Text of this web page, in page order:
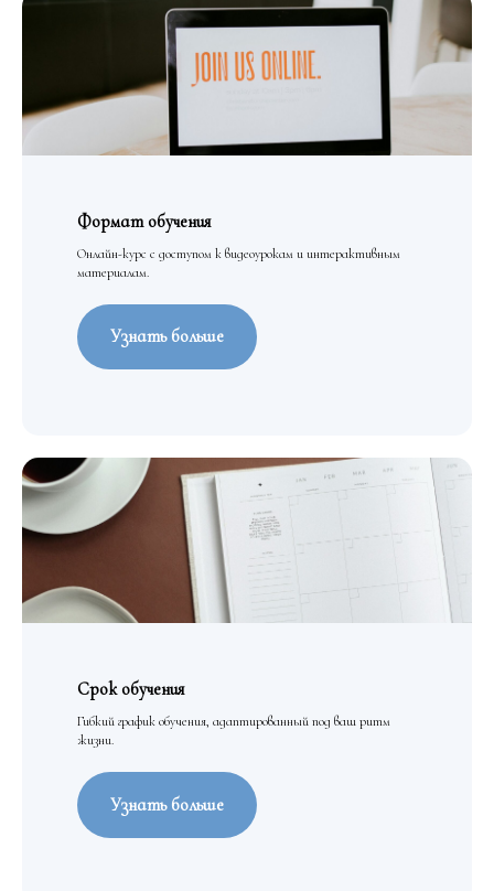
Формат обучения
Онлайн-курс с доступом к видеоурокам и интерактивным
материалам.
Узнать больше
Срок обучения
Гибкий график обучения, адаптированный под ваш ритм
жизни.
Узнать больше